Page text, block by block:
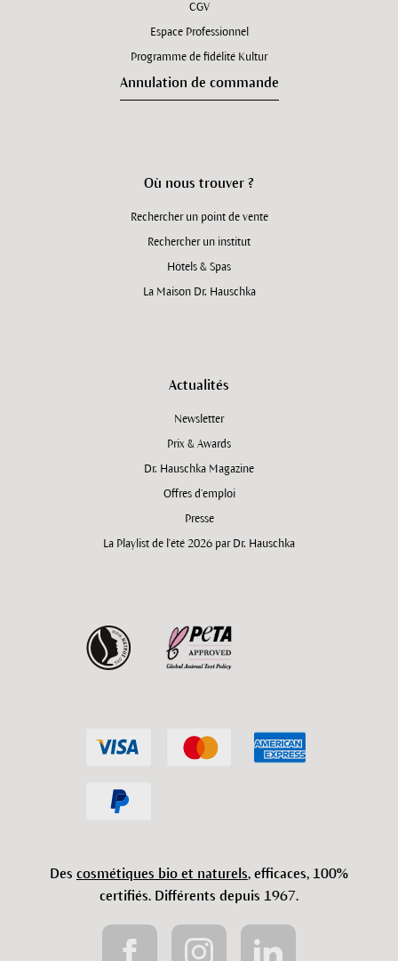
CGV
Espace Professionnel
Programme de fidélité Kultur
Annulation de commande
Où nous trouver ?
Rechercher un point de vente
Rechercher un institut
Hôtels & Spas
La Maison Dr. Hauschka
Actualités
Newsletter
Prix & Awards
Dr. Hauschka Magazine
Offres d’emploi
Presse
La Playlist de l'été 2026 par Dr. Hauschka
Des cosmétiques bio et naturels, efficaces, 100%
certifiés. Différents depuis 1967.